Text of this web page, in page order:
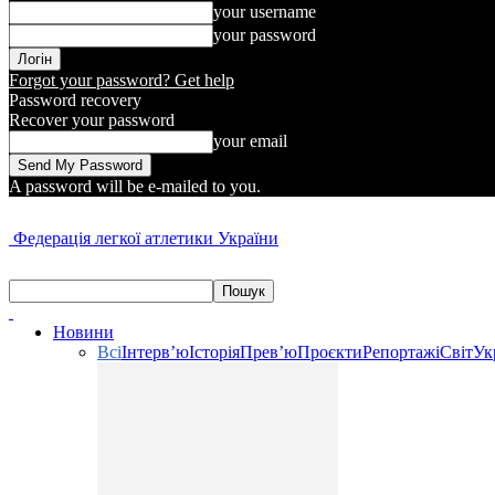
your username
your password
Forgot your password? Get help
Password recovery
Recover your password
your email
A password will be e-mailed to you.
Федерація легкої атлетики України
Новини
ВсіІнтерв’юІсторіяПрев’юПроєктиРепортажіСвіт